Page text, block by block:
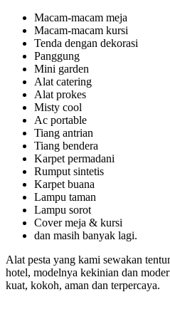
Macam-macam meja
Macam-macam kursi
Tenda dengan dekorasi
Panggung
Mini garden
Alat catering
Alat prokes
Misty cool
Ac portable
Tiang antrian
Tiang bendera
Karpet permadani
Rumput sintetis
Karpet buana
Lampu taman
Lampu sorot
Cover meja & kursi
dan masih banyak lagi.
Alat pesta yang kami sewakan
hotel, modelnya kekinian dan
kuat, kokoh, aman dan terpercaya.